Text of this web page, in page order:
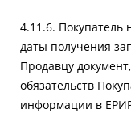
4.11.6. Покупатель
даты получения
Продавцу
обязательств
информации в